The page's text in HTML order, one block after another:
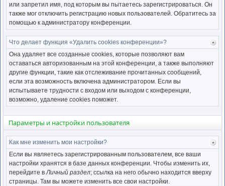
или запретил имя, под которым вы пытаетесь зарегистрироваться. Он
также мог отключить регистрацию новых пользователей. Обратитесь за
помощью к администратору конференции.
Что делает функция «Удалить cookies конференции»?
Она удаляет все созданные cookies, которые позволяют вам
оставаться авторизованным на этой конференции, а также выполняют
другие функции, такие как отслеживание прочитанных сообщений,
если эта возможность включена администратором. Если вы
испытываете трудности с входом или выходом с конференции,
возможно, удаление cookies поможет.
Параметры и настройки пользователя
Как мне изменить мои настройки?
Если вы являетесь зарегистрированным пользователем, все ваши
настройки хранятся в базе данных конференции. Чтобы изменить их,
перейдите вЛичный раздел; ссылка на него обычно находится вверху
страницы. Там вы можете изменить все свои настройки.